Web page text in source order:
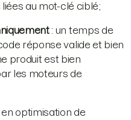
au mot-clé ciblé;
: un temps de
réponse valide et bien
produit est bien
les moteurs de
en optimisation de